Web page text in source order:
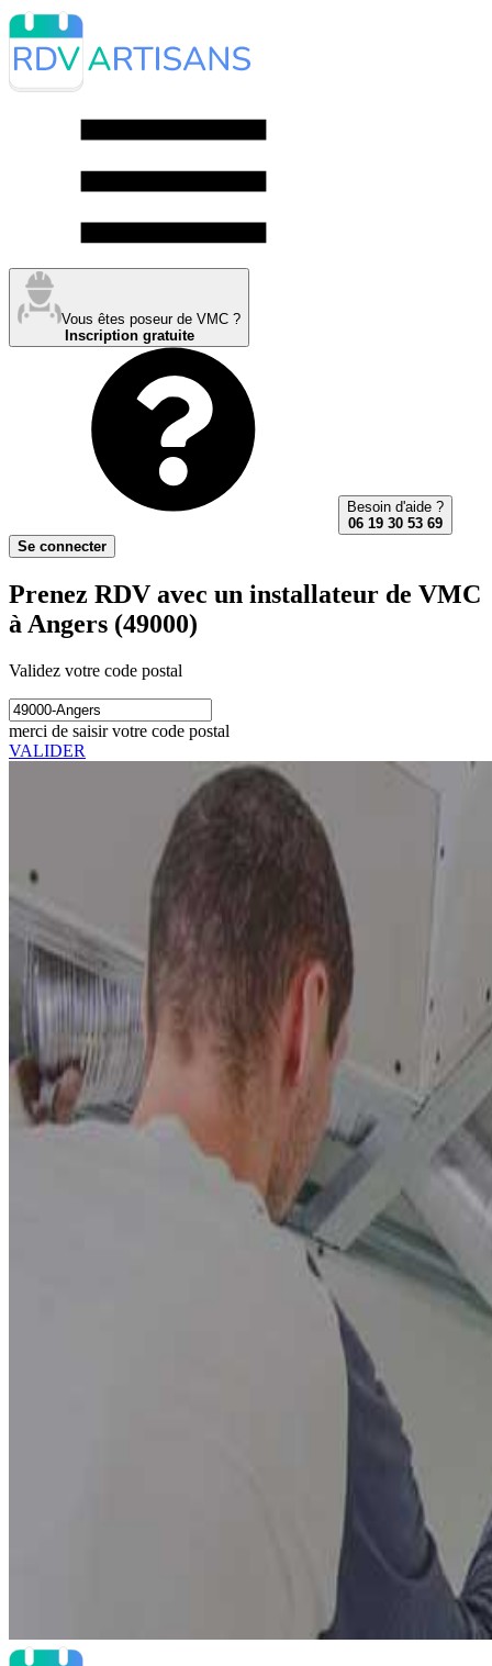
Vous êtes poseur de VMC ?
Inscription gratuite
Besoin d'aide ?
06 19 30 53 69
Se connecter
Prenez RDV avec un installateur de VMC
à Angers (49000)
Validez votre code postal
merci de saisir votre code postal
VALIDER